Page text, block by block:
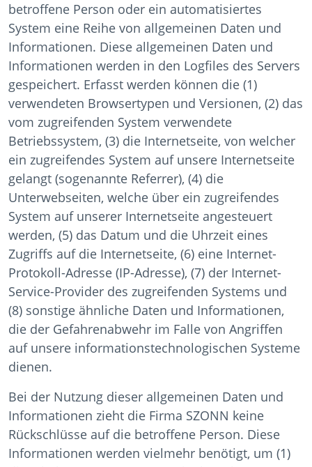
betroffene Person oder ein automatisiertes
System eine Reihe von allgemeinen Daten und
Informationen. Diese allgemeinen Daten und
Informationen werden in den Logfiles des Servers
gespeichert. Erfasst werden können die (1)
verwendeten Browsertypen und Versionen, (2) das
vom zugreifenden System verwendete
Betriebssystem, (3) die Internetseite, von welcher
ein zugreifendes System auf unsere Internetseite
gelangt (sogenannte Referrer), (4) die
Unterwebseiten, welche über ein zugreifendes
System auf unserer Internetseite angesteuert
werden, (5) das Datum und die Uhrzeit eines
Zugriffs auf die Internetseite, (6) eine Internet-
Protokoll-Adresse (IP-Adresse), (7) der Internet-
Service-Provider des zugreifenden Systems und
(8) sonstige ähnliche Daten und Informationen,
die der Gefahrenabwehr im Falle von Angriffen
auf unsere informationstechnologischen Systeme
dienen.
Bei der Nutzung dieser allgemeinen Daten und
Informationen zieht die Firma SZONN keine
Rückschlüsse auf die betroffene Person. Diese
Informationen werden vielmehr benötigt, um (1)